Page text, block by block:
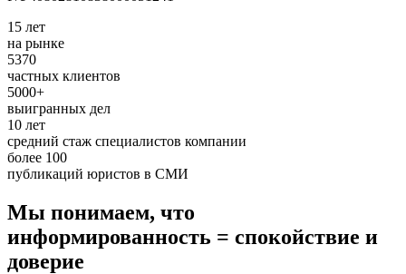
15 лет
на рынке
5370
частных клиентов
5000+
выигранных дел
10 лет
средний стаж специалистов компании
более 100
публикаций юристов в СМИ
Мы понимаем, что
информированность = спокойствие и
доверие